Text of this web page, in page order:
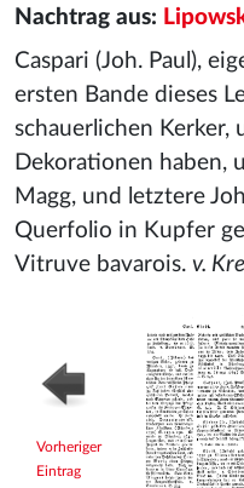
Nachtrag aus:
Caspari (Joh. Paul),
ersten Bande dieses
schauerlichen Kerker,
Dekorationen haben,
Magg, und letztere
Querfolio in Kupfer
Vitruve bavarois. v.
Vorheriger
Eintrag